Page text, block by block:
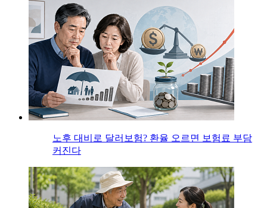
노후 대비로 달러보험? 환율 오르면 보험료 부담
커진다